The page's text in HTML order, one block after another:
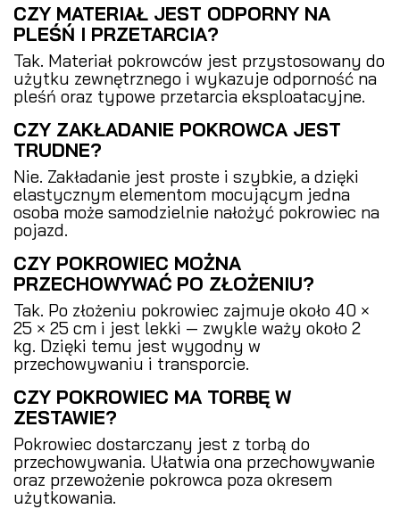
CZY MATERIAŁ JEST ODPORNY NA
PLEŚŃ I PRZETARCIA?
Tak. Materiał pokrowców jest przystosowany do
użytku zewnętrznego i wykazuje odporność na
pleśń oraz typowe przetarcia eksploatacyjne.
CZY ZAKŁADANIE POKROWCA JEST
TRUDNE?
Nie. Zakładanie jest proste i szybkie, a dzięki
elastycznym elementom mocującym jedna
osoba może samodzielnie nałożyć pokrowiec na
pojazd.
CZY POKROWIEC MOŻNA
PRZECHOWYWAĆ PO ZŁOŻENIU?
Tak. Po złożeniu pokrowiec zajmuje około 40 ×
25 × 25 cm i jest lekki — zwykle waży około 2
kg. Dzięki temu jest wygodny w
przechowywaniu i transporcie.
CZY POKROWIEC MA TORBĘ W
ZESTAWIE?
Pokrowiec dostarczany jest z torbą do
przechowywania. Ułatwia ona przechowywanie
oraz przewożenie pokrowca poza okresem
użytkowania.